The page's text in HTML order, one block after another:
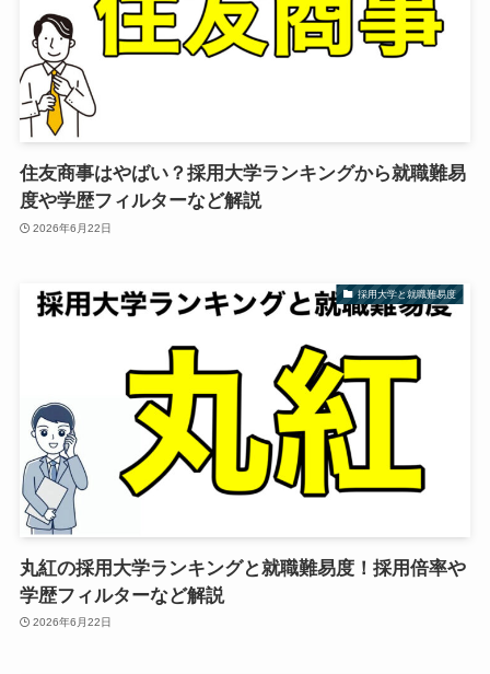
住友商事はやばい？採用大学ランキングから就職難易
度や学歴フィルターなど解説
2026年6月22日
採用大学と就職難易度
丸紅の採用大学ランキングと就職難易度！採用倍率や
学歴フィルターなど解説
2026年6月22日